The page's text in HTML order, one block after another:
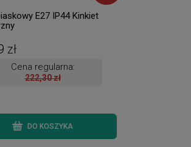
E27 IP44 Kinkiet
zł
Cena regularna:
222,30 zł
DO KOSZYKA